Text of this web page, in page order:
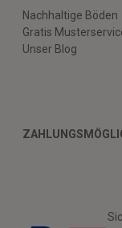
Nachhaltige Böden
Gratis
Unser Blog